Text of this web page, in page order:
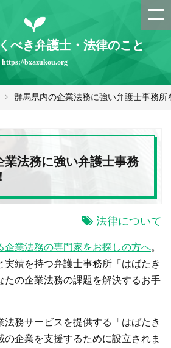
べき弁護士・法律のこと
https://bxazukou.org
群馬県内の企業法務に強い弁護士事務所
業法務に強い弁護士事務
法律について
企業法務の専門家をお探しの方へ。
実績を持つ弁護士事務所「はばたき
たの企業法務の課題を解決するお手
法務サービスを提供する「はばたき
の企業を支援するために設立されま